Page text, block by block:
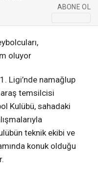
WhatsApp İhbar
Hattı
ABONE OL
oluyor
Ligi’nde namağlup
temsilcisi
Kulübü, sahadaki
teknik ekibi ve
konuk olduğu